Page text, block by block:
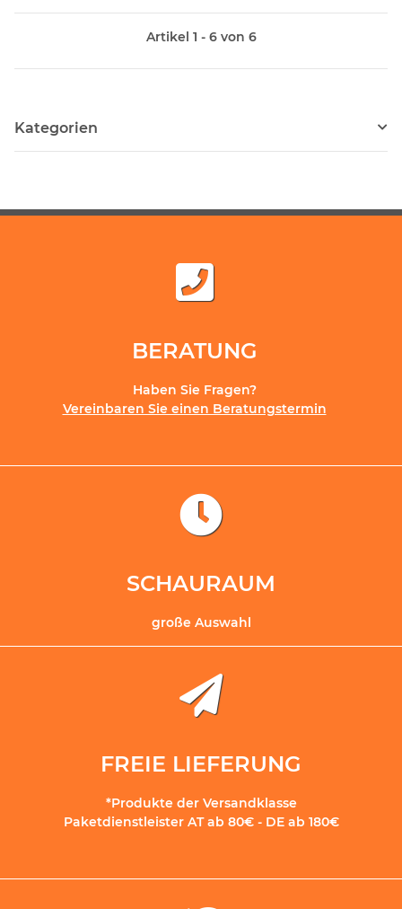
Artikel 1 - 6 von 6
Kategorien
BERATUNG
Haben Sie Fragen?
Vereinbaren Sie einen Beratungstermin
SCHAURAUM
große Auswahl
FREIE LIEFERUNG
*Produkte der Versandklasse
Paketdienstleister AT ab 80€ - DE ab 180€